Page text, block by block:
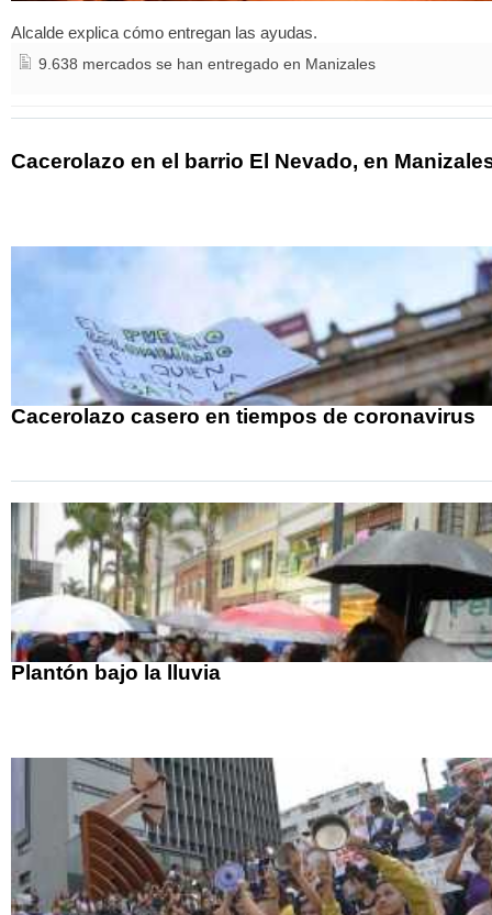
Alcalde explica cómo entregan las ayudas.
9.638 mercados se han entregado en Manizales
Cacerolazo en el barrio El Nevado, en
Cacerolazo casero en tiempos de coronavirus
Plantón bajo la lluvia